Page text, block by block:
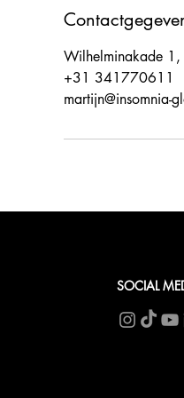
Wilhelminakade 1,
+31 341770611
martijn@insomnia-
SOCIAL